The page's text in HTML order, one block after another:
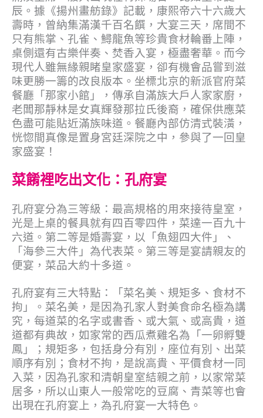
辰。據《揚州畫舫錄》記載，康熙帝六十六歲大
壽時，曾納集滿漢千百名饌，大宴三天，席間不
只有熊掌、孔雀、鱘龍魚等珍貴食材輪番上陣，
桌側還有古樂伴奏、焚香入宴，極盡奢華。而今
現代人雖無緣親睹皇家盛宴，卻有機會品嘗到滋
味更勝一籌的改良版本。坐標北京的新派官府菜
餐廳「那家小館」，傳承自滿族大戶人家家廚，
老闆那靜林是女真輝發那拉氏後裔，確保供應菜
色盡可能貼近滿族味道。餐廳內部仿清式裝潢，
恍惚間真像是置身宮廷深院之中，參與了一回皇
家盛宴！
菜餚裡吃出文化：孔府宴
孔府宴分為三等級：最高規格的用來接待皇室，
光是上桌的餐具就有四百零四件，菜達一百九十
六道。第二等是婚壽宴，以「魚翅四大件」、
「海參三大件」為代表菜。第三等是宴請親友的
便宴，菜品大約十多道。
孔府宴有三大特點：「菜名美、規矩多、食材不
拘」。菜名美，是因為孔家人對美食命名極為講
究，每道菜的名字或書香、或大氣、或高貴，道
道都有典故，如家常的西瓜煮雞名為「一卵孵雙
鳳」；規矩多，包括身分有別，座位有別、出菜
順序有別；食材不拘，是說高貴、平價食材一同
入菜，因為孔家和清朝皇室結親之前，以家常菜
居多，所以山東人一般常吃的豆腐、青菜等也會
出現在孔府宴上，為孔府宴一大特色。